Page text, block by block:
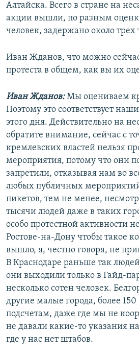
Алтайска. Всего в стране на
акции вышли, по разным
человек, задержано около трех
Иван Жданов, что можно
протеста в общем, как вы их
Иван Жданов:Мы оцениваем
Поэтому это соответствует
этого дня. Действительно на
обратите внимание, сейчас с
кремлевских властей нельзя
мероприятия, потому что они
запретили, отказывая нам во
любых публичных
пикетов, тем не менее,
тысячи людей даже в таких
особо протестной активности
Ростове-на-Дону чтобы такое
вышло, я, честно говоря, не
В Краснодаре раньше так
они выходили только в Гайд-
несколько сотен человек.
другие малые города, более
подсчетам, даже где мы не
не давали какие-то указания
где у нас нет штабов.